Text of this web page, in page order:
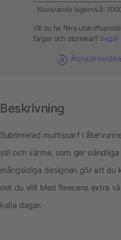
Nuvarande lagernivå:
Vill du ha flera
färger och storlekar? Begär
Återställ
Beskrivning
Sublimerad multiscarf i
stil och värme, som ger
mångsidiga designen gör att du
det du vill! Med fleecens extra
kalla dagar.